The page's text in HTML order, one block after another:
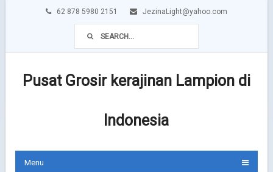
62 878 5980 2151 JezinaLight@yahoo.com
Pusat Grosir kerajinan Lampion di
Indonesia
Menu